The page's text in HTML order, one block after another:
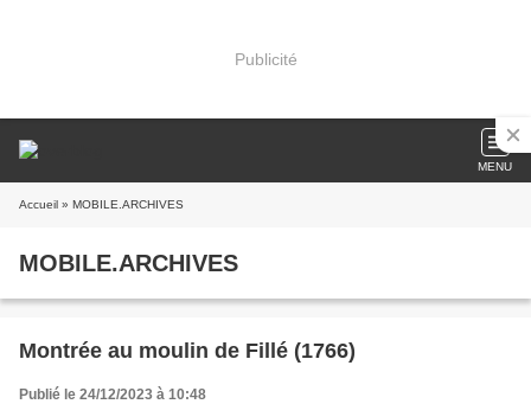
Publicité
MENU
Accueil » MOBILE.ARCHIVES
MOBILE.ARCHIVES
Montrée au moulin de Fillé (1766)
Publié le 24/12/2023 à 10:48